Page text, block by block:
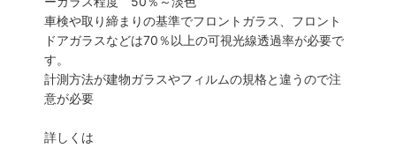
車検や取り締まりの基準でフロントガラス、フロント
ドアガラスなどは70％以上の可視光線透過率が必要で
す。
計測方法が建物ガラスやフィルムの規格と違うので注
意が必要
詳しくは